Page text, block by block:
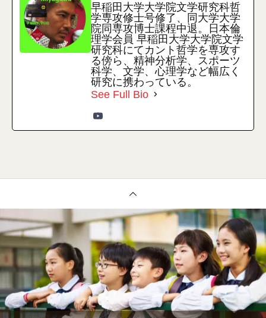
早稲田大学大学院文学研究科哲
学専攻修士号修了、同大学大学
院同専攻博士課程中退。日本倫
理学会員 早稲田大学大学院文学
研究科にてカント哲学を専攻す
る傍ら、精神分析学、スポーツ
科学、文学、心理学など幅広く
研究に携わっている。
See Full Bio